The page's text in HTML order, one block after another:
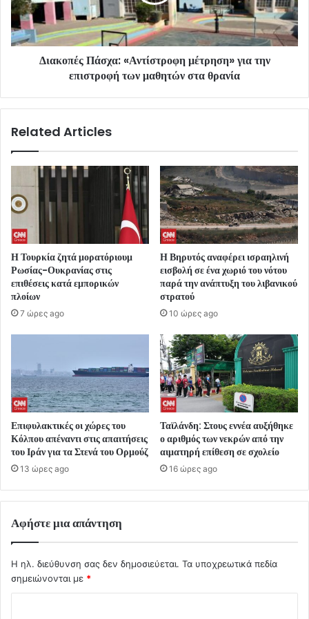
Διακοπές Πάσχα: «Αντίστροφη μέτρηση» για την
επιστροφή των μαθητών στα θρανία
Related Articles
Η Τουρκία ζητά μορατόριουμ
Ρωσίας-Ουκρανίας στις
επιθέσεις κατά εμπορικών
πλοίων
7 ώρες ago
Η Βηρυτός αναφέρει ισραηλινή
εισβολή σε ένα χωριό του νότου
παρά την ανάπτυξη του λιβανικού
στρατού
10 ώρες ago
Επιφυλακτικές οι χώρες του
Κόλπου απέναντι στις απαιτήσεις
του Ιράν για τα Στενά του Ορμούζ
13 ώρες ago
Ταϊλάνδη: Στους εννέα αυξήθηκε
ο αριθμός των νεκρών από την
αιματηρή επίθεση σε σχολείο
16 ώρες ago
Αφήστε μια απάντηση
Η ηλ. διεύθυνση σας δεν δημοσιεύεται. Τα υποχρεωτικά πεδία
σημειώνονται με *